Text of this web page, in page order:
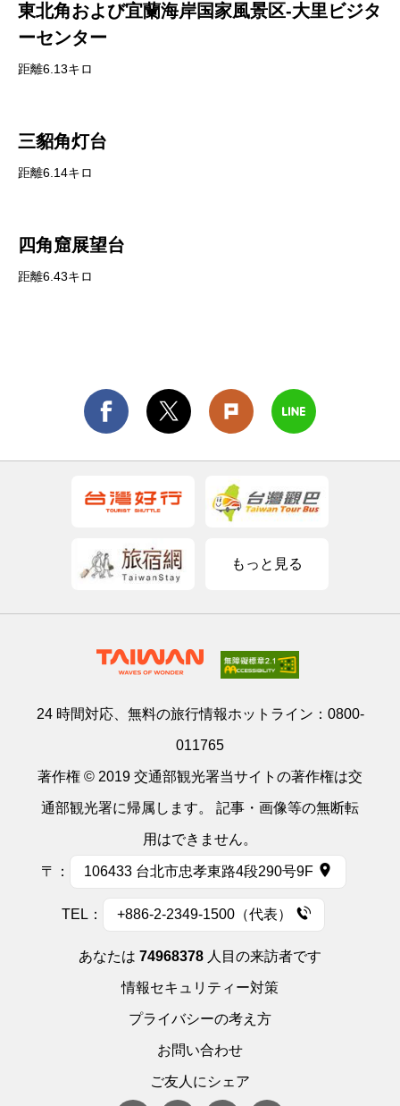
東北角および宜蘭海岸国家風景区-大里ビジタ
ーセンター
距離6.13キロ
三貂角灯台
距離6.14キロ
四角窟展望台
距離6.43キロ
もっと見る
24 時間対応、無料の旅行情報ホットライン： 0800-
011765
著作権 © 2019 交通部観光署当サイトの著作権は交
通部観光署に帰属します。 記事・画像等の無断転
用はできません。
〒： 106433 台北市忠孝東路4段290号9F
TEL： +886-2-2349-1500（代表）
あなたは 74968378 人目の来訪者です
情報セキュリティー対策
プライバシーの考え方
お問い合わせ
ご友人にシェア